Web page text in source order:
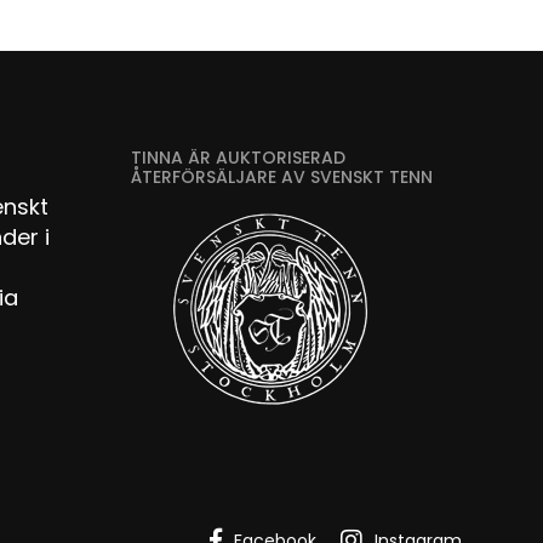
i
TINNA ÄR AUKTORISERAD
ÅTERFÖRSÄLJARE AV SVENSKT TENN